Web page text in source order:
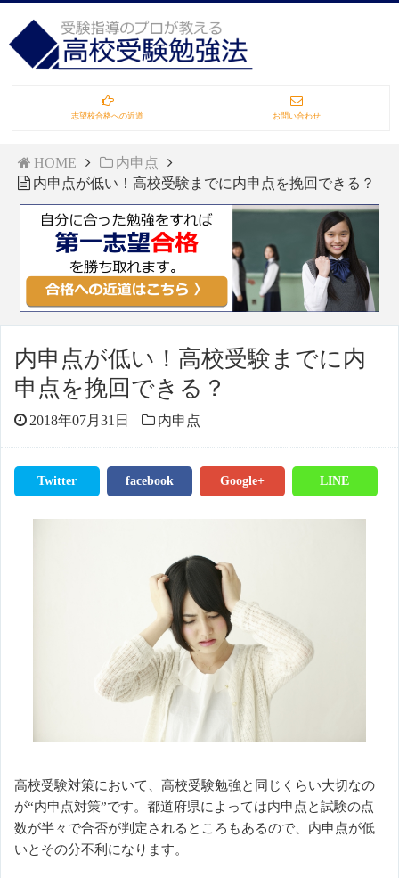
志望校合格への近道 お問い合わせ
HOME
内申点
内申点が低い！高校受験までに内申点を挽回できる？
内申点が低い！高校受験までに内
申点を挽回できる？
2018年07月31日 内申点
Twitter facebook Google+ LINE
高校受験対策において、高校受験勉強と同じくらい大切なの
が“内申点対策”です。都道府県によっては内申点と試験の点
数が半々で合否が判定されるところもあるので、内申点が低
いとその分不利になります。